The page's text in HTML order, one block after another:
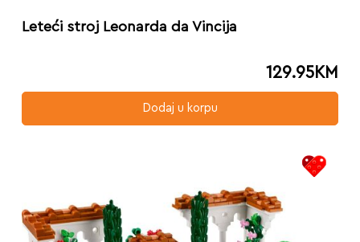
Leteći stroj Leonarda da Vincija
129.95KM
Dodaj u korpu